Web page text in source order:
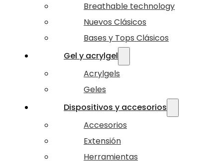
Breathable technology
Nuevos Clásicos
Bases y Tops Clásicos
Gel y acrylgel
Acrylgels
Geles
Dispositivos y accesorios
Accesorios
Extensión
Herramientas